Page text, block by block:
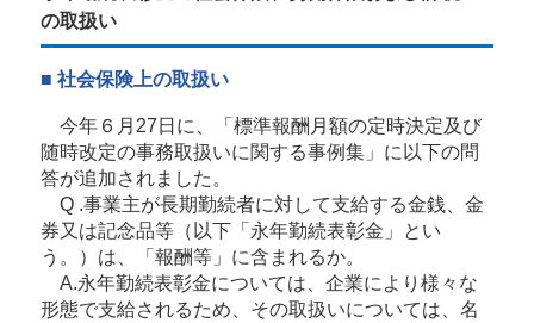
の取扱い
■ 社会保険上の取扱い
今年６月27日に、「標準報酬月額の定時決定及び
随時改定の事務取扱いに関する事例集」に以下の問
答が追加されました。
Q .事業主が長期勤続者に対して支給する金銭、金
券又は記念品等（以下「永年勤続表彰金」とい
う。）は、「報酬等」に含まれるか。
A.永年勤続表彰金については、企業により様々な
形態で支給されるため、その取扱いについては、名